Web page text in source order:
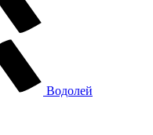
Водолей